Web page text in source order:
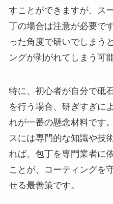
すことができますが、ス
丁の場合は注意が必要で
った角度で研いでしまう
ングが剥がれてしまう可
特に、初心者が自分で砥
を行う場合、研ぎすぎに
れが一番の懸念材料です
スには専門的な知識や技
れば、包丁を専門業者に
ことが、コーティングを
せる最善策です。